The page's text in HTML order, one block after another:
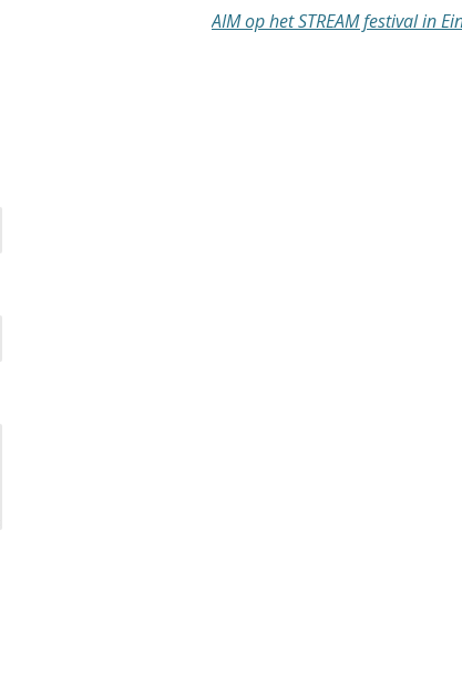
AIM op het STREAM festival in